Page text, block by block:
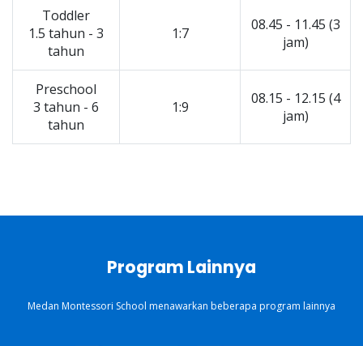
Toddler
1.5 tahun - 3
tahun
1:7
08.45 - 11.45 (3
jam)
Preschool
3 tahun - 6
tahun
1:9
08.15 - 12.15 (4
jam)
Program Lainnya
Medan Montessori School menawarkan beberapa program lainnya